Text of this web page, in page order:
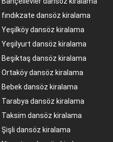
fındıkzate dansöz kiralama
Yeşilköy dansöz kiralama
Yeşilyurt dansöz kiralama
Beşiktaş dansöz kiralama
Ortaköy dansöz kiralama
Bebek dansöz kiralama
Tarabya dansöz kiralama
Taksim dansöz kiralama
Şişli dansöz kiralama